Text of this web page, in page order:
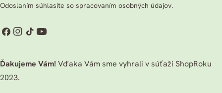
Odoslaním súhlasíte so spracovaním osobných údajov.
Facebook
Instagram
TikTokYoutube
Ďakujeme Vám! Vďaka Vám sme vyhrali v súťaži ShopRoku
2023.